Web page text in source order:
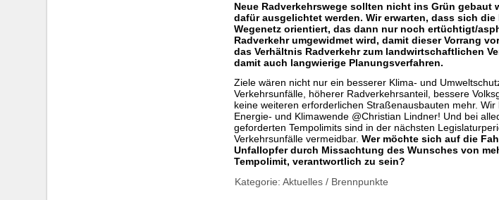
Neue Radverkehrswege sollten nicht ins Grün gebaut
dafür ausgelichtet werden. Wir erwarten, dass sich
Wegenetz orientiert, das dann nur noch ertüchtigt/
Radverkehr umgewidmet wird, damit dieser Vorrang
das Verhältnis Radverkehr zum landwirtschaftlichen
damit auch langwierige Planungsverfahren.
Ziele wären nicht nur ein besserer Klima- und
Verkehrsunfälle, höherer Radverkehrsanteil, bessere
keine weiteren erforderlichen Straßenausbauten mehr.
Energie- und Klimawende @Christian Lindner! Und bei
geforderten Tempolimits sind in der nächsten
Verkehrsunfälle vermeidbar.Wer möchte sich auf die
Unfallopfer durch Missachtung des Wunsches von
Tempolimit, verantwortlich zu sein?
Kategorie:Aktuelles / Brennpunkte